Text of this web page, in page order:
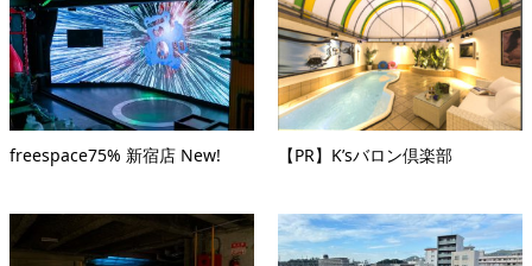
freespace75% 新宿店 New! 【PR】K’sバロン倶楽部